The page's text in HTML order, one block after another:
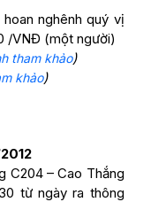
nghênh quý vị
/VNĐ (một người)
tham khảo)
khảo)
C204 – Cao Thắng
từ ngày ra thông